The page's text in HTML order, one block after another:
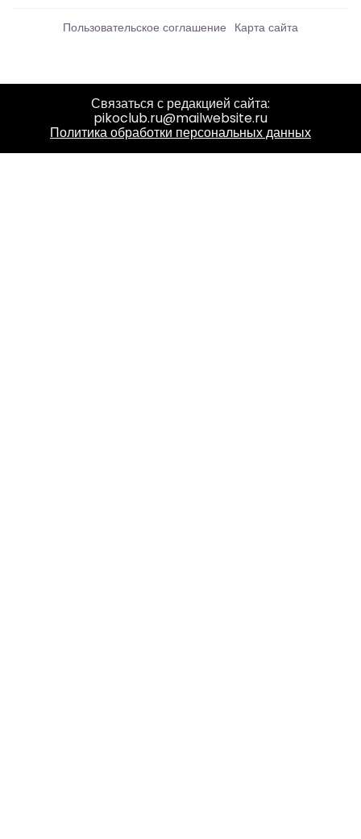
Пользовательское соглашение Карта сайта
Связаться с редакцией сайта:
pikoclub.ru@mailwebsite.ru
Политика обработки персональных данных